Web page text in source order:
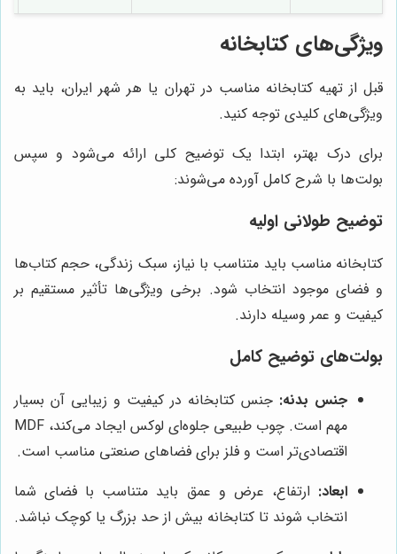
ویژگی‌های کتابخانه
قبل از تهیه کتابخانه مناسب در تهران یا هر شهر ایران، باید به
ویژگی‌های کلیدی توجه کنید.
برای درک بهتر، ابتدا یک توضیح کلی ارائه می‌شود و سپس
بولت‌ها با شرح کامل آورده می‌شوند:
توضیح طولانی اولیه
کتابخانه مناسب باید متناسب با نیاز، سبک زندگی، حجم کتاب‌ها
و فضای موجود انتخاب شود. برخی ویژگی‌ها تأثیر مستقیم بر
کیفیت و عمر وسیله دارند.
بولت‌های توضیح کامل
جنس بدنه: جنس کتابخانه در کیفیت و زیبایی آن بسیار
مهم است. چوب طبیعی جلوه‌ای لوکس ایجاد می‌کند، MDF
اقتصادی‌تر است و فلز برای فضاهای صنعتی مناسب است.
ابعاد: ارتفاع، عرض و عمق باید متناسب با فضای شما
انتخاب شوند تا کتابخانه بیش از حد بزرگ یا کوچک نباشد.